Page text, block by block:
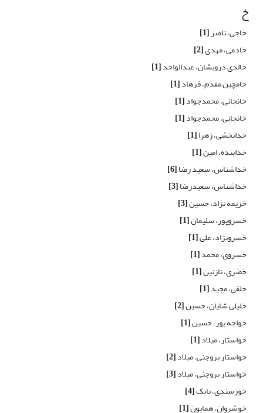
خ
خاجی، ناصر[1]
خادمی، مهدی[2]
خالدی درویشان، عبدالواحد[1]
خامچین مقدم، فرهاد[1]
خانجانی، محمدجواد[1]
خانجانی، محمدجواد[1]
خدابخشی، زهرا[1]
خدابنده، امین[1]
خداشناس، سعید رضا[6]
خداشناس، سعیدرضا[3]
خزیمه نژاد، حسین[3]
خسروپور، سلیمان[1]
خسرونژاد، علی[1]
خسروی، محمد[1]
خضری، نازنین[1]
خلقی، مجید[1]
خلیلی شایان، حسین[2]
خواجه پور، حسین[1]
خواستار، میلاد[1]
خواستار بروجنی، میلاد[2]
خواستار بروجنی، میلاد[3]
خورسندی، بابک[4]
خوشروان، همایون[1]